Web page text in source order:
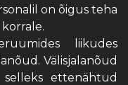
on õigus teha
liikudes
Välisjalanõud
ettenähtud